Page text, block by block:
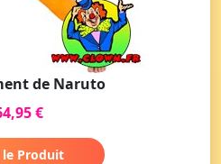
de Naruto
€
le Produit